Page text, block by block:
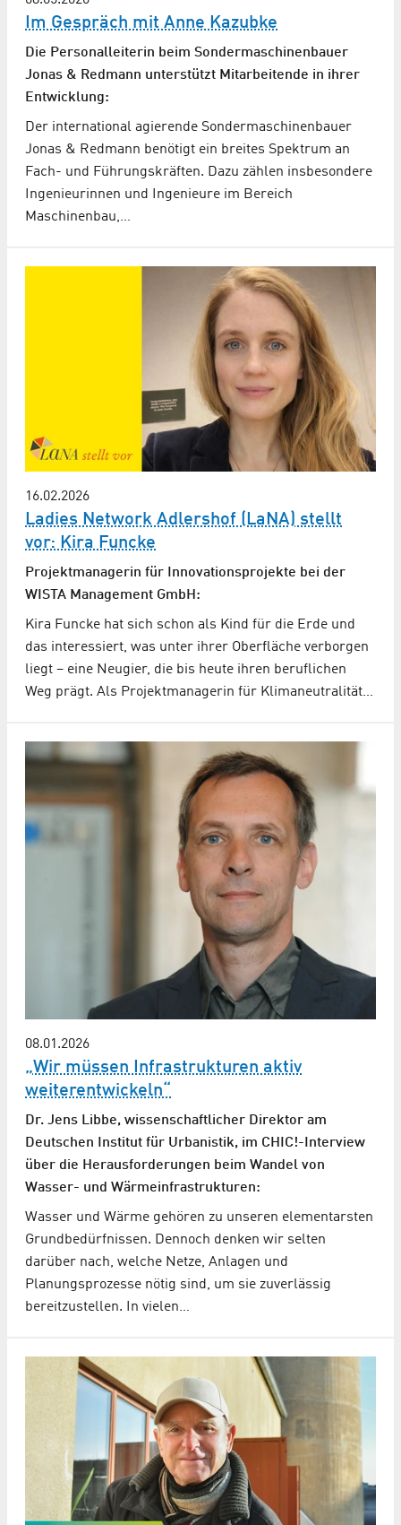
Im Gespräch mit Anne Kazubke
Die Personalleiterin beim Sonder­maschinen­bauer
Jonas & Redmann unterstützt Mitarbeitende in ihrer
Entwicklung:
Der international agierende Sondermaschinenbauer
Jonas & Redmann benötigt ein breites Spektrum an
Fach- und Führungskräften. Dazu zählen insbesondere
Ingenieurinnen und Ingenieure im Bereich
Maschinenbau,…
16.02.2026
Ladies Network Adlershof (LaNA) stellt
vor: Kira Funcke
Projektmanagerin für Innovationsprojekte bei der
WISTA Management GmbH:
Kira Funcke hat sich schon als Kind für die Erde und
das interessiert, was unter ihrer Oberfläche verborgen
liegt – eine Neugier, die bis heute ihren beruflichen
Weg prägt. Als Projektmanagerin für Klimaneutralität…
08.01.2026
„Wir müssen Infrastrukturen aktiv
weiterentwickeln“
Dr. Jens Libbe, wissenschaftlicher Direktor am
Deutschen Institut für Urbanistik, im CHIC!-Interview
über die Herausforderungen beim Wandel von
Wasser- und Wärmeinfrastrukturen:
Wasser und Wärme gehören zu unseren elementarsten
Grundbedürfnissen. Dennoch denken wir selten
darüber nach, welche Netze, Anlagen und
Planungsprozesse nötig sind, um sie zuverlässig
bereitzustellen. In vielen…